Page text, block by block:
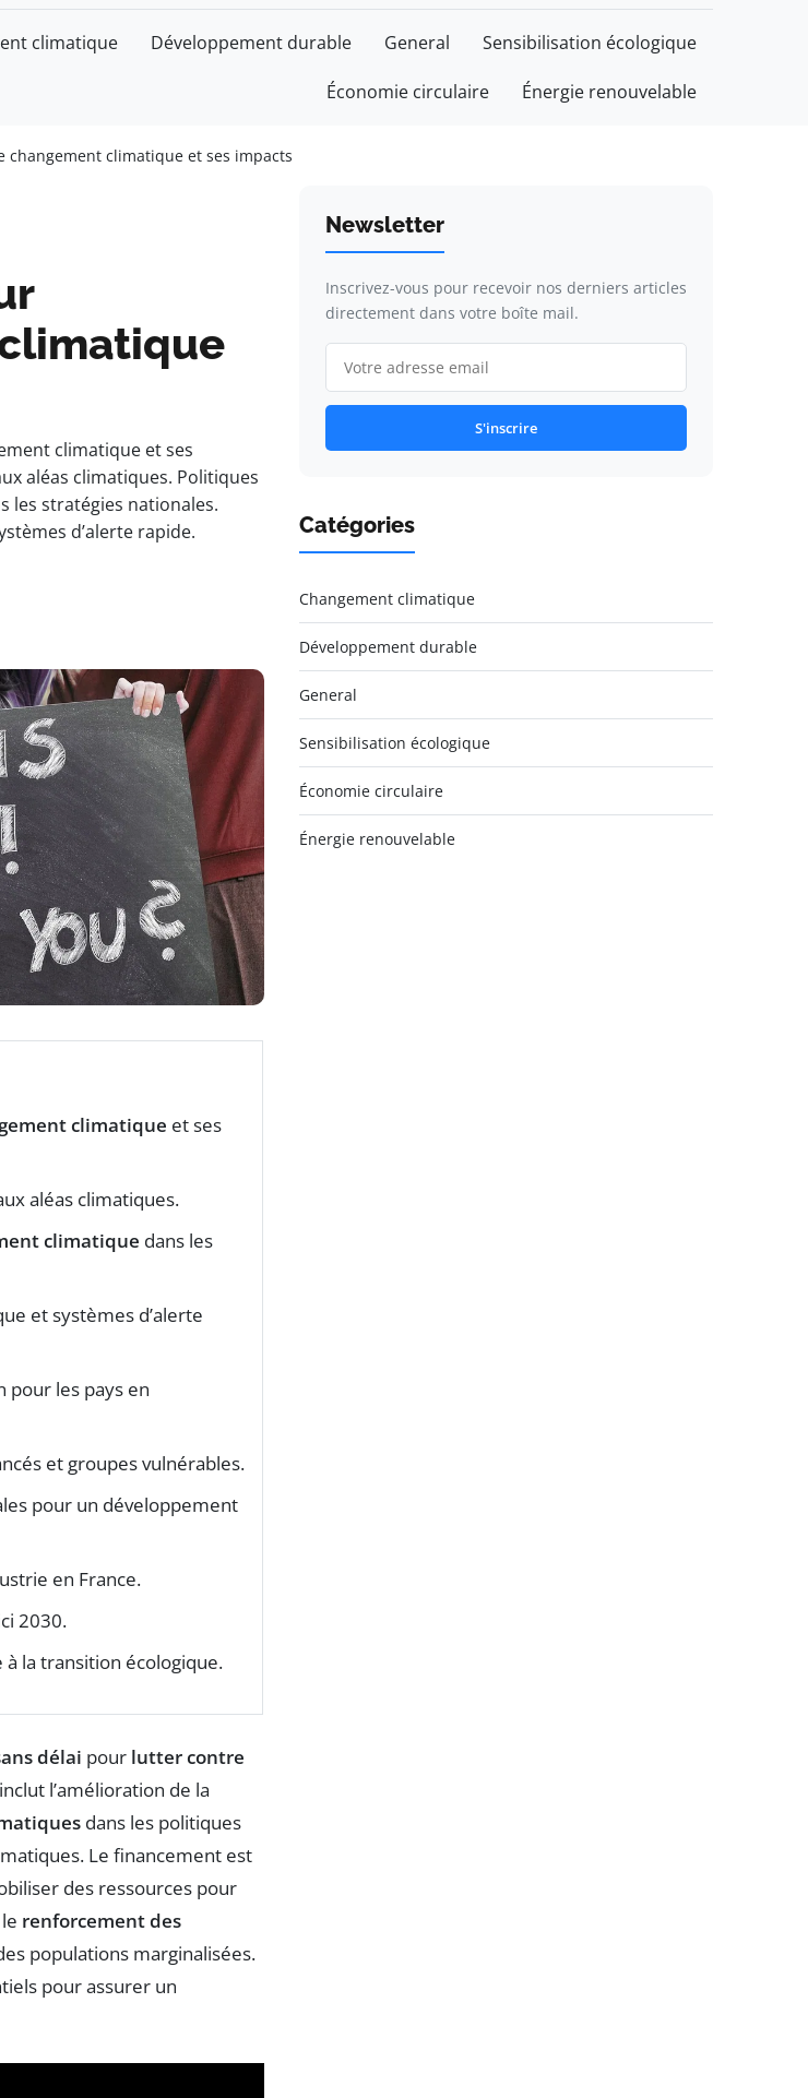
climatique Développement durable General Sensibilisation écologique
Économie circulaire Énergie renouvelable
changement climatique et ses impacts
climatique et ses
aléas climatiques. Politiques
les stratégies nationales.
d’alerte rapide.
climatique et ses
aléas climatiques.
climatique dans les
et systèmes d’alerte
pour les pays en
et groupes vulnérables.
pour un développement
en France.
2030.
à la transition écologique.
délai pour lutter contre
l’amélioration de la
dans les politiques
Le financement est
des ressources pour
renforcement des
populations marginalisées.
pour assurer un
Newsletter
Inscrivez-vous pour recevoir nos derniers articles
directement dans votre boîte mail.
S'inscrire
Catégories
Changement climatique
Développement durable
General
Sensibilisation écologique
Économie circulaire
Énergie renouvelable